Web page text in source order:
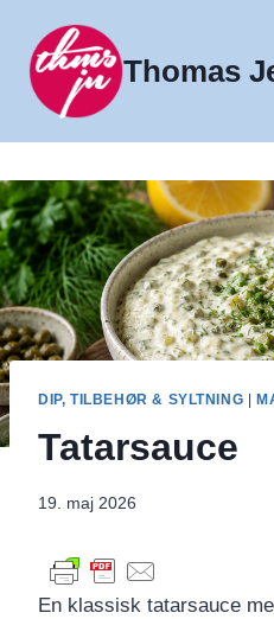
indhold
Thomas
DIP, TILBEHØR & SYLTNING
Tatarsauce
19. maj 2026
En klassisk tatarsauce